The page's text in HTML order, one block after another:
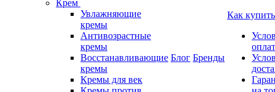
Крем
Увлажняющие
кремы
Антивозрастные
кремы
Восстанавливающие
кремы
Кремы для век
Блог Бренды
Как купить